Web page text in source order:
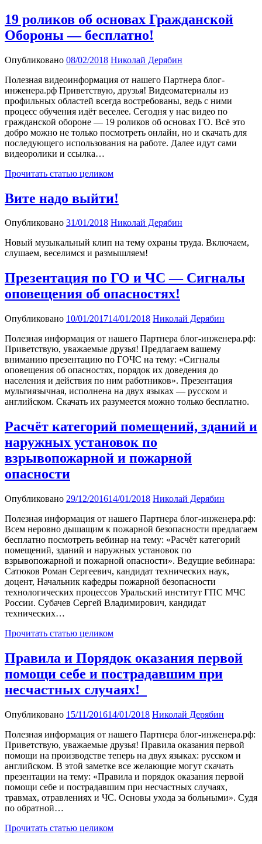
19 роликов об основах Гражданской
Обороны — бесплатно!
Опубликовано 08/02/2018 Николай Дерябин
Полезная видеоинформация от нашего Партнера блог-
инженера.рф Приветствую, друзья! Видеоматериалы из
профильных областей всегда востребованы, ведь с ними
процесс обучения идёт веселее. Сегодня у нас видео по
гражданской обороне — 19 роликов об основах ГО. Всё это
добро можно не только посмотреть онлайн, но и скачать для
последующего использования на работе. Далее идут сами
видеоролики и ссылка…
Прочитать статью целиком
Вите надо выйти!
Опубликовано 31/01/2018 Николай Дерябин
Новый музыкальный клип на тему охраны труда. Включаем,
слушаем, веселимся и размышляем!
Презентация по ГО и ЧС — Сигналы
оповещения об опасностях!
Опубликовано 10/01/201714/01/2018 Николай Дерябин
Полезная информация от нашего Партнера блог-инженера.рф:
Приветствую, уважаемые друзья! Предлагаем вашему
вниманию презентацию по ГОЧС на тему: «Сигналы
оповещения об опасностях, порядок их доведения до
населения и действия по ним работников». Презентация
мультиязычная, исполнена на двух языках — русском и
английском. Скачать их разумеется можно только бесплатно.
Расчёт категорий помещений, зданий и
наружных установок по
взрывопожарной и пожарной
опасности
Опубликовано 29/12/201614/01/2018 Николай Дерябин
Полезная информация от нашего Партнера блог-инженера.рф:
Всем неровно дышащим к пожарной безопасности предлагаем
бесплатно посмотреть вебинар на тему: «Расчёт категорий
помещений, зданий и наружных установок по
взрывопожарной и пожарной опасности». Ведущие вебинара:
Сатюков Роман Сергеевич, кандидат технических наук,
доцент, Начальник кафедры пожарной безопасности
технологических процессов Уральский институт ГПС МЧС
России. Субачев Сергей Владимирович, кандидат
технических…
Прочитать статью целиком
Правила и Порядок оказания первой
помощи себе и пострадавшим при
несчастных случаях!
Опубликовано 15/11/201614/01/2018 Николай Дерябин
Полезная информация от нашего Партнера блог-инженера.рф:
Приветствую, уважаемые друзья! Правила оказания первой
помощи на производстве теперь на двух языках: русском и
английском. В этой заметке все желающие могут скачать
презентации на тему: «Правила и порядок оказания первой
помощи себе и пострадавшим при несчастных случаях,
травмах, отравлениях и ЧС. Основы ухода за больными». Судя
по обратной…
Прочитать статью целиком